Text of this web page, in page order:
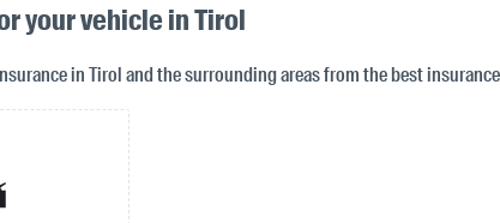
your vehicle in Tirol
in Tirol and the surrounding areas from the best